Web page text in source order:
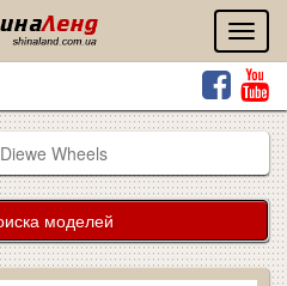
Wheels
моделей